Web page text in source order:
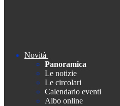
Novità
Panoramica
Le notizie
Le circolari
Calendario eventi
Albo online